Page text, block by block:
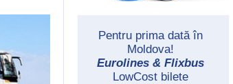
Pentru prima dată în
Moldova!
Eurolines & Flixbus
LowCost bilete